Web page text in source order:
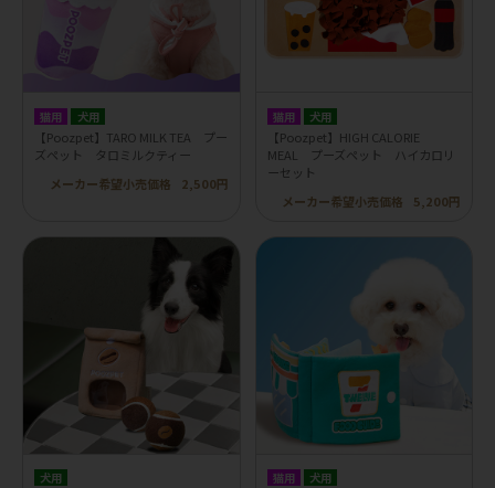
猫用 犬用
【Poozpet】TARO MILK TEA プー
ズペット タロミルクティー
メーカー希望小売価格
2,500円
猫用 犬用
【Poozpet】HIGH CALORIE
MEAL プーズペット ハイカロリ
ーセット
メーカー希望小売価格
5,200円
犬用 猫用 犬用